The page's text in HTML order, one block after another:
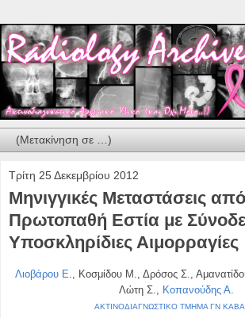
Τρίτη 25 Δεκεμβρίου 2012
Μηνιγγικές Μεταστάσεις
Πρωτοπαθή Εστία με
Υποσκληρίδιες Αιμορραγίες
Λιοβάρου Ε ., Κοσμίδου Μ., Δρόσος Σ.,
Λώτη Σ.,
Κοπανούδης Α
ΑΚΤΙΝΟΔΙΑΓΝΩΣΤΙΚΟ ΤΜΗΜΑ ΓΝ